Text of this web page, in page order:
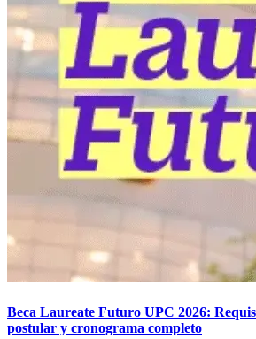
Beca Laureate Futuro UPC 2026:
postular y cronograma completo